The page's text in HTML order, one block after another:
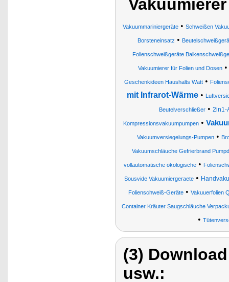
Vakuummariniergeräte • Schweißen
Borsteneinsatz •
Folienschweißgeräte
Vakuumierer für Folien und Dosen •
Geschenkideen Haushalts Watt•
mit Infrarot-Wärme •
Beutelverschließer • 2in1-
Kompressionsvakuumpumpen •
Vakuumversiegelungs-Pumpen•
Vakuumschläuche Gefrierbrand
vollautomatische ökologische •
Sousvide Vakuumiergeraete •
Folienschweiß-Geräte • Vakuuerfolien
Container Kräuter Saugschläuche
•
(3)
usw.: